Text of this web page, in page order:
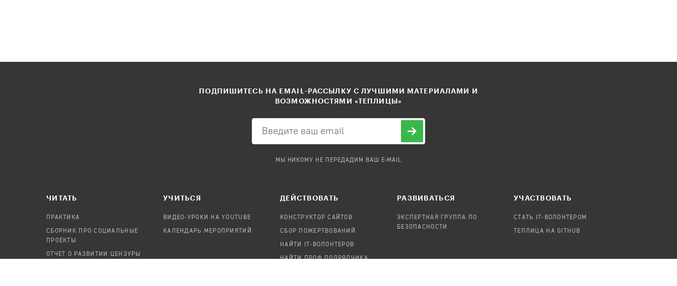
ПОДПИШИТЕСЬ НА EMAIL-РАССЫЛКУ С ЛУЧШИМИ МАТЕРИАЛАМИ И
ВОЗМОЖНОСТЯМИ «ТЕПЛИЦЫ»
МЫ НИКОМУ НЕ ПЕРЕДАДИМ ВАШ E-MAIL
ЧИТАТЬ
ПРАКТИКА
СБОРНИК ПРО СОЦИАЛЬНЫЕ
ПРОЕКТЫ
ОТЧЕТ О РАЗВИТИИ ЦЕНЗУРЫ
УЧИТЬСЯ
ВИДЕО-УРОКИ НА YOUTUBE
КАЛЕНДАРЬ МЕРОПРИЯТИЙ
ДЕЙСТВОВАТЬ
КОНСТРУКТОР САЙТОВ
СБОР ПОЖЕРТВОВАНИЙ
НАЙТИ IT-ВОЛОНТЕРОВ
НАЙТИ ПРОФ.ПОДРЯДЧИКА
РАЗВИВАТЬСЯ
ЭКСПЕРТНАЯ ГРУППА ПО
БЕЗОПАСНОСТИ
УЧАСТВОВАТЬ
СТАТЬ IT-ВОЛОНТЕРОМ
ТЕПЛИЦА НА GITHUB